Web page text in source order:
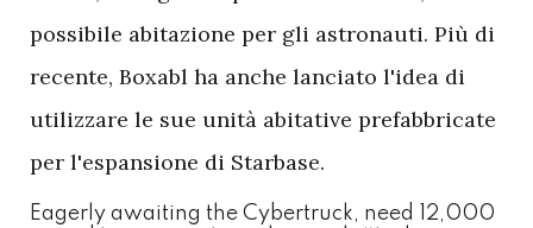
possibile abitazione per gli astronauti. Più di
recente, Boxabl ha anche lanciato l'idea di
utilizzare le sue unità abitative prefabbricate
per l'espansione di Starbase.
Eagerly awaiting the Cybertruck, need 12,000